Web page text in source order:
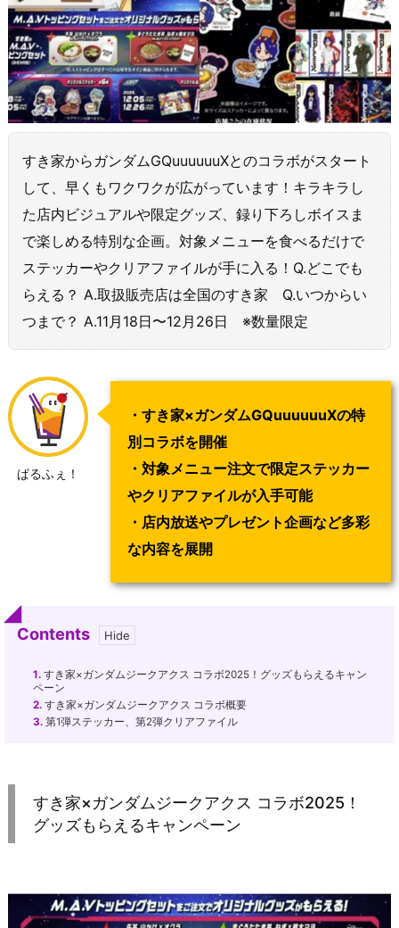
すき家からガンダムGQuuuuuuXとのコラボがスタート
して、早くもワクワクが広がっています！キラキラし
た店内ビジュアルや限定グッズ、録り下ろしボイスま
で楽しめる特別な企画。対象メニューを食べるだけで
ステッカーやクリアファイルが手に入る！Q.どこでも
らえる？ A.取扱販売店は全国のすき家 Q.いつからい
つまで？ A.11月18日〜12月26日 ※数量限定
ぱるふぇ！
・すき家×ガンダムGQuuuuuuXの特
別コラボを開催
・対象メニュー注文で限定ステッカー
やクリアファイルが入手可能
・店内放送やプレゼント企画など多彩
な内容を展開
Contents
1. すき家×ガンダムジークアクス コラボ2025！グッズもらえるキャン
ペーン
2. すき家×ガンダムジークアクス コラボ概要
3. 第1弾ステッカー、第2弾クリアファイル
すき家×ガンダムジークアクス コラボ2025！
グッズもらえるキャンペーン